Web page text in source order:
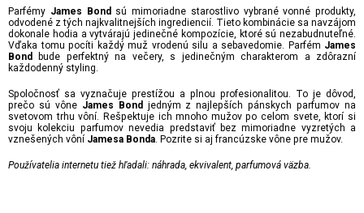
Parfémy James Bond sú mimoriadne starostlivo vybrané vonné produkty,
odvodené z tých najkvalitnejších ingrediencií. Tieto kombinácie sa navzájom
dokonale hodia a vytvárajú jedinečné kompozície, ktoré sú nezabudnuteľné.
Vďaka tomu pocíti každý muž vrodenú silu a sebavedomie. Parfém James
Bond
bude perfektný na večery, s jedinečným charakterom a zdôrazní
každodenný styling.
Spoločnosť sa vyznačuje prestížou a plnou profesionalitou. To je dôvod,
prečo sú vône James Bond jedným z najlepších pánskych parfumov na
svetovom trhu vôní. Rešpektuje ich mnoho mužov po celom svete, ktorí si
svoju kolekciu parfumov nevedia predstaviť bez mimoriadne vyzretých a
vznešených vôní Jamesa Bonda. Pozrite si aj francúzske vône pre mužov.
Používatelia internetu tiež hľadali: náhrada, ekvivalent, parfumová väzba.